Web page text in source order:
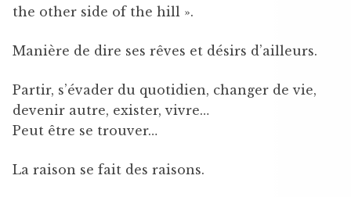
the other side of the hill ».
Manière de dire ses rêves et désirs d’ailleurs.
Partir, s’évader du quotidien, changer de vie,
devenir autre, exister, vivre…
Peut être se trouver…
La raison se fait des raisons.